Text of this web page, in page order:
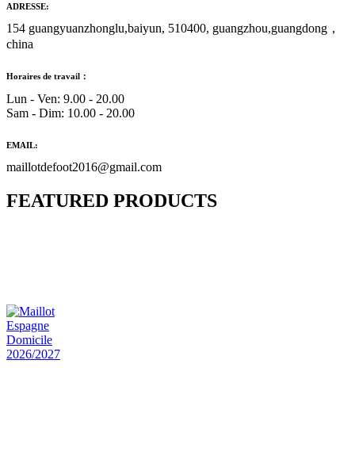
ADRESSE:
154 guangyuanzhonglu,baiyun, 510400, guangzhou,guangdong，
china
Horaires de travail：
Lun - Ven: 9.00 - 20.00
Sam - Dim: 10.00 - 20.00
EMAIL:
maillotdefoot2016@gmail.com
FEATURED PRODUCTS